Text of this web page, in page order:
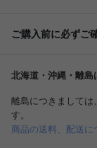
ご購入前に必ずご
北海道・沖縄・離島
離島につきましては
す。
商品の送料、配送に